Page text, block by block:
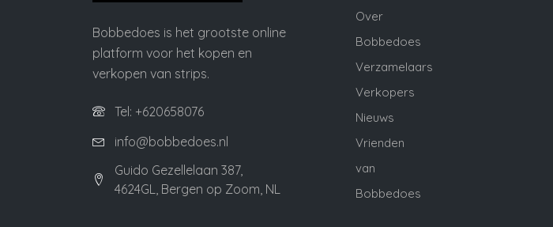
Bobbedoes is het grootste online
platform voor het kopen en
verkopen van strips.
Tel: +620658076
info@bobbedoes.nl
Guido Gezellelaan 387,
4624GL, Bergen op Zoom, NL
Over
Bobbedoes
Verzamelaars
Verkopers
Nieuws
Vrienden
van
Bobbedoes